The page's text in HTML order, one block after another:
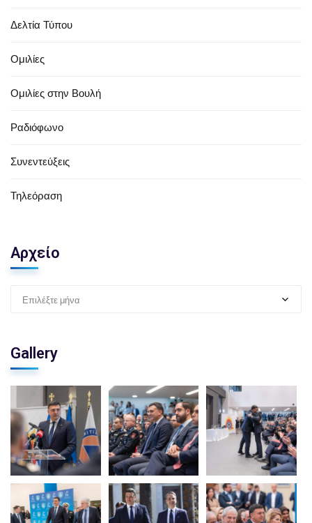
Δελτία Τύπου
Ομιλίες
Ομιλίες στην Βουλή
Ραδιόφωνο
Συνεντεύξεις
Τηλεόραση
Αρχείο
Επιλέξτε μήνα
Gallery